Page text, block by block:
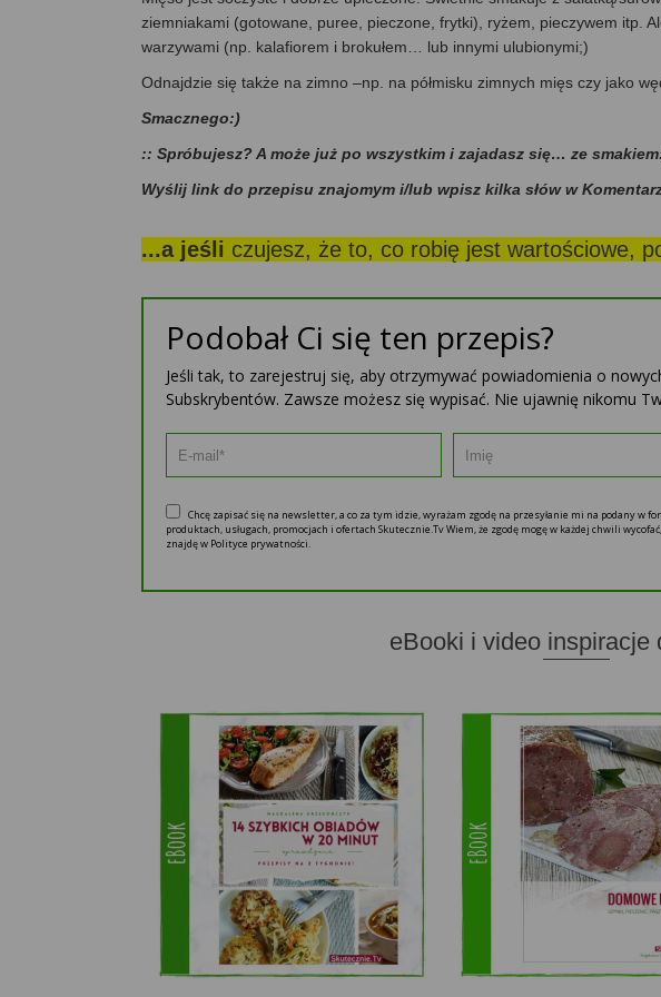
ziemniakami (gotowane, puree, pieczone, frytki), ryżem, pieczywem itp.
warzywami (np. kalafiorem i brokułem… lub innymi ulubionymi;)
Odnajdzie się także na zimno –np. na półmisku zimnych mięs czy jako
Smacznego:)
:: Spróbujesz? A może już po wszystkim i zajadasz się… ze
Wyślij link do przepisu znajomym i/lub wpisz kilka słów w
...a jeśli czujesz, że to, co robię jest wartościowe,
Podobał Ci się ten przepis?
Jeśli tak, to zarejestruj się, aby otrzymywać powiadomienia o
Subskrybentów. Zawsze możesz się wypisać. Nie ujawnię nikomu
Chcę zapisać się na newsletter, a co za tym idzie, wyrażam zgodę na przesyłanie mi na podany
produktach, usługach, promocjach i ofertach Skutecznie.Tv Wiem, że zgodę mogę w każdej chwili
znajdę w Polityce prywatności.
eBooki i video inspiracje